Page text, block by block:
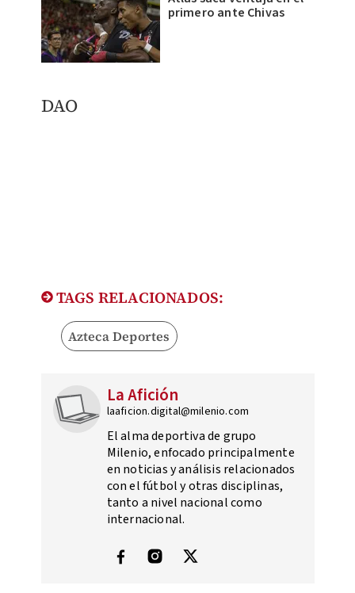
primero ante Chivas
DAO
TAGS RELACIONADOS:
Azteca Deportes
La Afición
laaficion.digital@milenio.com
El alma deportiva de grupo
Milenio, enfocado principalmente
en noticias y análisis relacionados
con el fútbol y otras disciplinas,
tanto a nivel nacional como
internacional.